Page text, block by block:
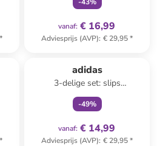
*
vanaf: € 16,99
Adviesprijs (AVP): € 29,95*
*
adidas
3-delige set: slips
wit/lichtblauw/roze
-49%
vanaf: € 14,99
Adviesprijs (AVP): € 29,95*